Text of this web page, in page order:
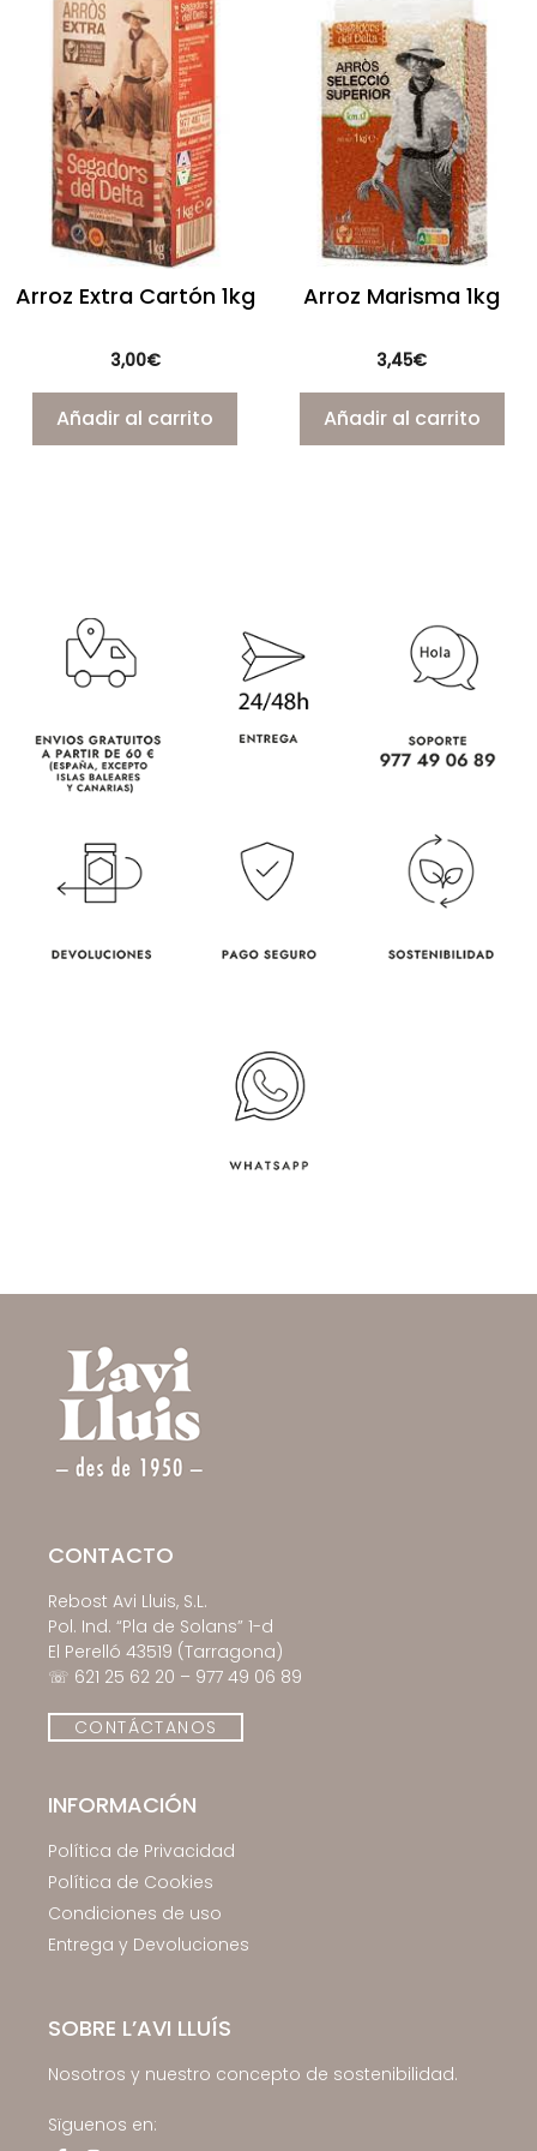
Arroz Extra Cartón 1kg
3,00€
Añadir al carrito
Arroz Marisma 1kg
3,45€
Añadir al carrito
CONTACTO
Rebost Avi Lluis, S.L.
Pol. Ind. “Pla de Solans” 1-d
El Perelló 43519 (Tarragona)
☏ 621 25 62 20 – 977 49 06 89
CONTÁCTANOS
INFORMACIÓN
Política de Privacidad
Política de Cookies
Condiciones de uso
Entrega y Devoluciones
SOBRE L’AVI LLUÍS
Nosotros y nuestro concepto de sostenibilidad.
Sïguenos en: